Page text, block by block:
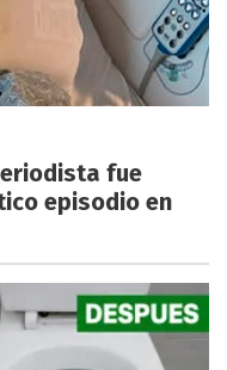
fue
episodio en